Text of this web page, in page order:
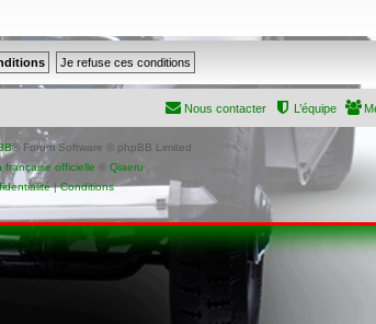
L’équipe
Nous contacter
® Forum Software © phpBB Limited
française officielle © Qiaeru
|Conditions